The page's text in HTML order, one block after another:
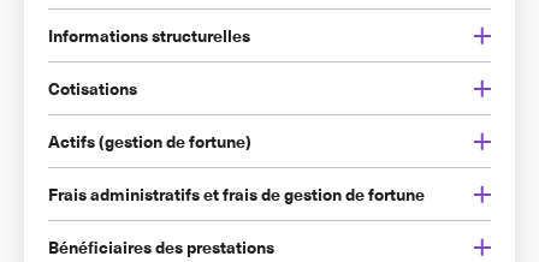
Informations structurelles
Cotisations
Actifs (gestion de fortune)
Frais administratifs et frais de gestion de fortune
Bénéficiaires des prestations